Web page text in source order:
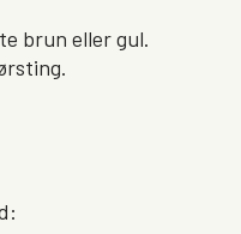
brun eller gul.